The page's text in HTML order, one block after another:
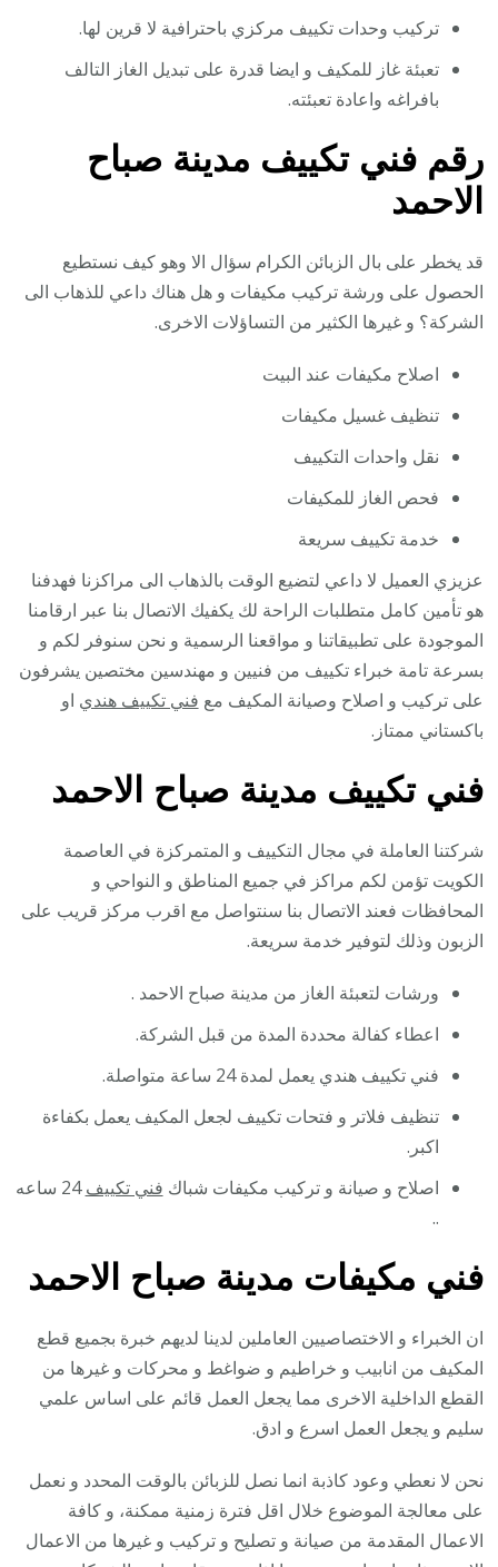
تركيب وحدات تكييف مركزي باحترافية لا قرين لها.
تعبئة غاز للمكيف و ايضا قدرة على تبديل الغاز التالف
بافراغه واعادة تعبئته.
رقم فني تكييف مدينة صباح
الاحمد
قد يخطر على بال الزبائن الكرام سؤال الا وهو كيف نستطيع
الحصول على ورشة تركيب مكيفات و هل هناك داعي للذهاب الى
الشركة؟ و غيرها الكثير من التساؤلات الاخرى.
اصلاح مكيفات عند البيت
تنظيف غسيل مكيفات
نقل واحدات التكييف
فحص الغاز للمكيفات
خدمة تكييف سريعة
عزيزي العميل لا داعي لتضيع الوقت بالذهاب الى مراكزنا فهدفنا
هو تأمين كامل متطلبات الراحة لك يكفيك الاتصال بنا عبر ارقامنا
الموجودة على تطبيقاتنا و مواقعنا الرسمية و نحن سنوفر لكم و
بسرعة تامة خبراء تكييف من فنيين و مهندسين مختصين يشرفون
على تركيب و اصلاح وصيانة المكيف مع فني تكييف هندي او
باكستاني ممتاز.
فني تكييف مدينة صباح الاحمد
شركتنا العاملة في مجال التكييف و المتمركزة في العاصمة
الكويت تؤمن لكم مراكز في جميع المناطق و النواحي و
المحافظات فعند الاتصال بنا سنتواصل مع اقرب مركز قريب على
الزبون وذلك لتوفير خدمة سريعة.
ورشات لتعبئة الغاز من مدينة صباح الاحمد .
اعطاء كفالة محددة المدة من قبل الشركة.
فني تكييف هندي يعمل لمدة 24 ساعة متواصلة.
تنظيف فلاتر و فتحات تكييف لجعل المكيف يعمل بكفاءة
اكبر.
اصلاح و صيانة و تركيب مكيفات شباك فني تكييف
24 ساعه
..
فني مكيفات مدينة صباح الاحمد
ان الخبراء و الاختصاصيين العاملين لدينا لديهم خبرة بجميع قطع
المكيف من انابيب و خراطيم و ضواغط و محركات و غيرها من
القطع الداخلية الاخرى مما يجعل العمل قائم على اساس علمي
سليم و يجعل العمل اسرع و ادق.
نحن لا نعطي وعود كاذبة انما نصل للزبائن بالوقت المحدد و نعمل
على معالجة الموضوع خلال اقل فترة زمنية ممكنة، و كافة
الاعمال المقدمة من صيانة و تصليح و تركيب و غيرها من الاعمال